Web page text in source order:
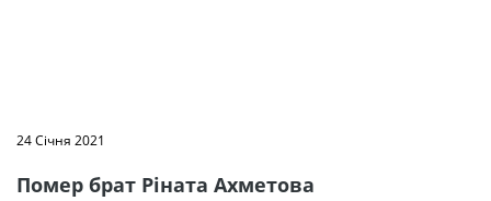
24 Січня 2021
Помер брат Ріната Ахметова